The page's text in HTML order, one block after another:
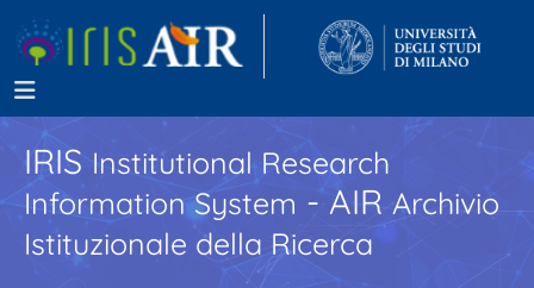
IRISInstitutional Research
Information System - AIR Archivio
Istituzionale della Ricerca